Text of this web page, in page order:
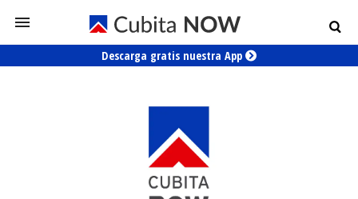
Descarga gratis nuestra App